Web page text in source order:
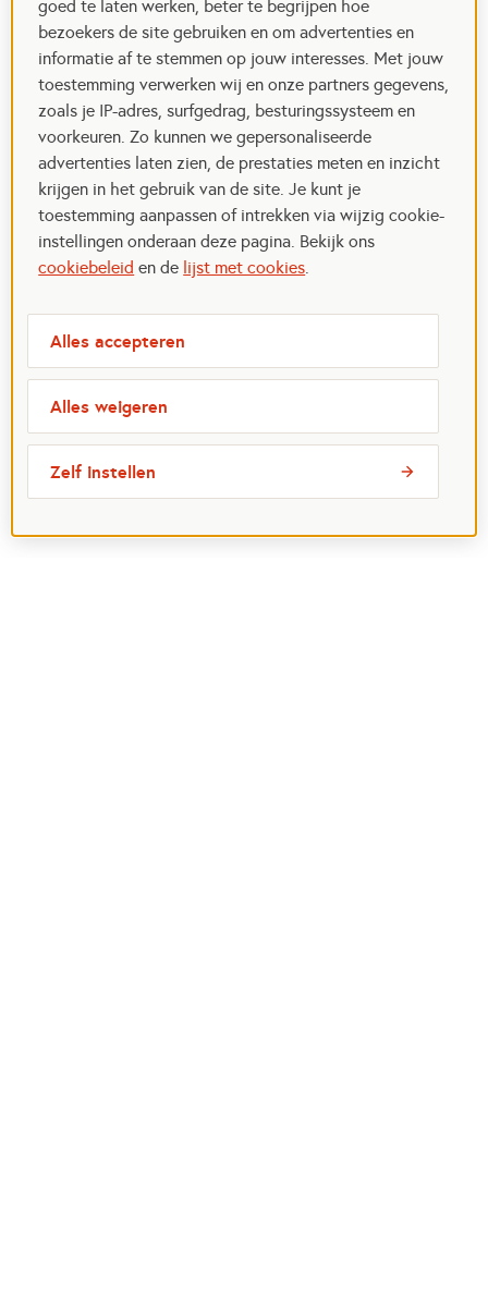
goed te laten werken, beter te begrijpen hoe
bezoekers de site gebruiken en om advertenties en
informatie af te stemmen op jouw interesses. Met jouw
toestemming verwerken wij en onze partners gegevens,
zoals je IP-adres, surfgedrag, besturingssysteem en
voorkeuren. Zo kunnen we gepersonaliseerde
advertenties laten zien, de prestaties meten en inzicht
krijgen in het gebruik van de site. Je kunt je
toestemming aanpassen of intrekken via wijzig cookie-
instellingen onderaan deze pagina. Bekijk ons
cookiebeleid en de lijst met cookies.
Alles accepteren
Alles weigeren
Zelf instellen